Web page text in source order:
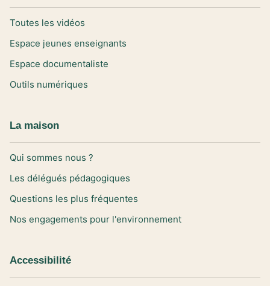
Toutes les vidéos
Espace jeunes enseignants
Espace documentaliste
Outils numériques
La maison
Qui sommes nous ?
Les délégués pédagogiques
Questions les plus fréquentes
Nos engagements pour l'environnement
Accessibilité